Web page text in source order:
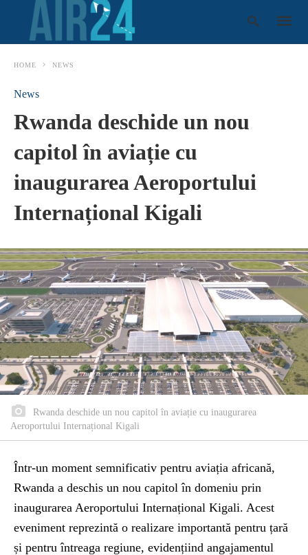
HOME NEWS
News
Rwanda deschide un nou
capitol în aviație cu
inaugurarea Aeroportului
Internațional Kigali
Rwanda deschide un nou capitol în aviație cu inaugurarea
Aeroportului Internațional Kigali
Într-un moment semnificativ pentru aviația africană,
Rwanda a deschis un nou capitol în domeniu prin
inaugurarea Aeroportului Internațional Kigali. Acest
eveniment reprezintă o realizare importantă pentru țară
și pentru întreaga regiune, evidențiind angajamentul